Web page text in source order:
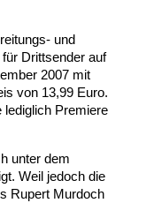
und
Drittsender auf
2007 mit
von 13,99 Euro.
lediglich Premiere
unter dem
Weil jedoch die
Rupert Murdoch